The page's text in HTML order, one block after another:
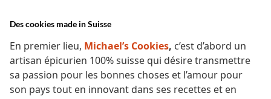
Des cookies made in Suisse
En premier lieu, Michael’s Cookies, c’est d’abord un
artisan épicurien 100% suisse qui désire transmettre
sa passion pour les bonnes choses et l’amour pour
son pays tout en innovant dans ses recettes et en